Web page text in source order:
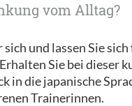
vom Alltag?
und lassen Sie
Sie bei dieser
in die japanische
Trainerinnen.